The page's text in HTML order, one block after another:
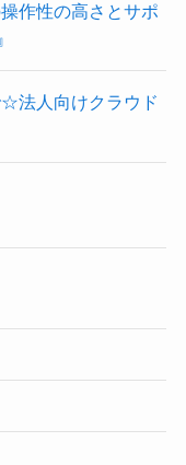
作性の高さとサポ
法人向けクラウド